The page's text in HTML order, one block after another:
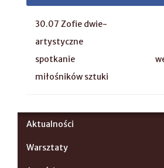
30.07 Zofie dwie-
artystyczne
spotkanie
miłośników sztuki
Aktualności
Warsztaty